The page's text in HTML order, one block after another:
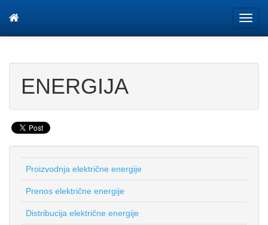
ENERGIJA
Proizvodnja električne energije
Prenos električne energije
Distribucija električne energije